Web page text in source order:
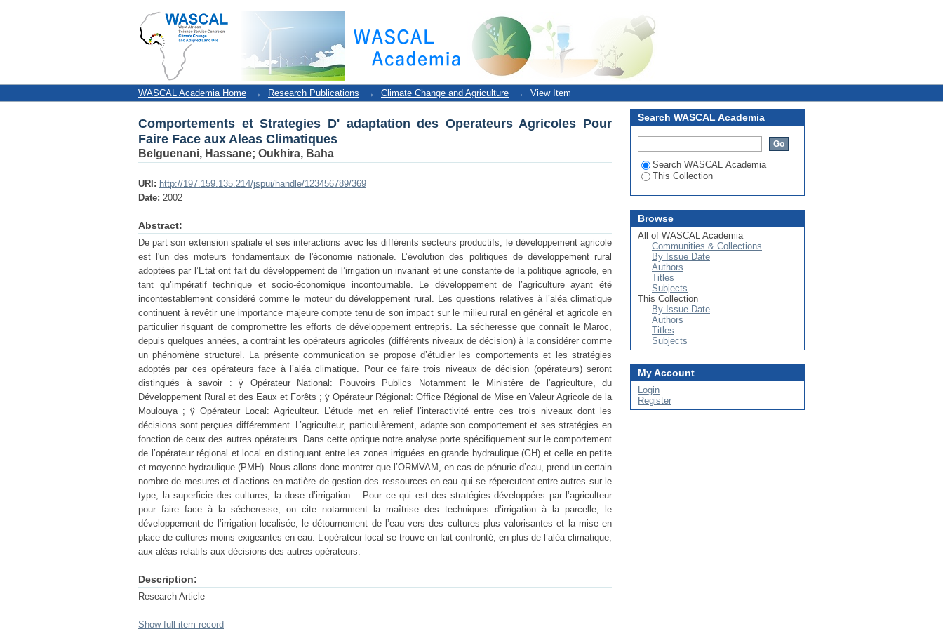
Comportements et Strategies D' adaptation des Operateurs Agricoles Pour Faire Face aux Aleas Climatiques
WASCAL Academia Home → Research Publications → Climate Change and Agriculture → View Item
Comportements et Strategies D' adaptation des Operateurs Agricoles Pour
Faire Face aux Aleas Climatiques
Belguenani, Hassane; Oukhira, Baha
URI: http://197.159.135.214/jspui/handle/123456789/369
Date: 2002
Abstract:
De part son extension spatiale et ses interactions avec les différents secteurs productifs, le développement agricole
est l'un des moteurs fondamentaux de l'économie nationale. L’évolution des politiques de développement rural
adoptées par l’Etat ont fait du développement de l’irrigation un invariant et une constante de la politique agricole, en
tant qu’impératif technique et socio-économique incontournable. Le développement de l’agriculture ayant été
incontestablement considéré comme le moteur du développement rural. Les questions relatives à l’aléa climatique
continuent à revêtir une importance majeure compte tenu de son impact sur le milieu rural en général et agricole en
particulier risquant de compromettre les efforts de développement entrepris. La sécheresse que connaît le Maroc,
depuis quelques années, a contraint les opérateurs agricoles (différents niveaux de décision) à la considérer comme
un phénomène structurel. La présente communication se propose d’étudier les comportements et les stratégies
adoptés par ces opérateurs face à l’aléa climatique. Pour ce faire trois niveaux de décision (opérateurs) seront
distingués à savoir : ÿ Opérateur National: Pouvoirs Publics Notamment le Ministère de l’agriculture, du
Développement Rural et des Eaux et Forêts ; ÿ Opérateur Régional: Office Régional de Mise en Valeur Agricole de la
Moulouya ; ÿ Opérateur Local: Agriculteur. L’étude met en relief l’interactivité entre ces trois niveaux dont les
décisions sont perçues différemment. L’agriculteur, particulièrement, adapte son comportement et ses stratégies en
fonction de ceux des autres opérateurs. Dans cette optique notre analyse porte spécifiquement sur le comportement
de l’opérateur régional et local en distinguant entre les zones irriguées en grande hydraulique (GH) et celle en petite
et moyenne hydraulique (PMH). Nous allons donc montrer que l’ORMVAM, en cas de pénurie d’eau, prend un certain
nombre de mesures et d’actions en matière de gestion des ressources en eau qui se répercutent entre autres sur le
type, la superficie des cultures, la dose d’irrigation… Pour ce qui est des stratégies développées par l’agriculteur
pour faire face à la sécheresse, on cite notamment la maîtrise des techniques d’irrigation à la parcelle, le
développement de l’irrigation localisée, le détournement de l’eau vers des cultures plus valorisantes et la mise en
place de cultures moins exigeantes en eau. L’opérateur local se trouve en fait confronté, en plus de l’aléa climatique,
aux aléas relatifs aux décisions des autres opérateurs.
Description:
Research Article
Show full item record
Search WASCAL Academia
Search WASCAL Academia
This Collection
Browse
All of WASCAL Academia
Communities & Collections
By Issue Date
Authors
Titles
Subjects
This Collection
By Issue Date
Authors
Titles
Subjects
My Account
Login
Register